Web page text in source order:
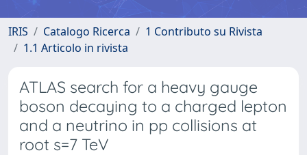
IRIS Catalogo Ricerca
1 Contributo su Rivista
1.1 Articolo in rivista
ATLAS search for a heavy gauge
boson decaying to a charged lepton
and a neutrino in pp collisions at
root s=7 TeV